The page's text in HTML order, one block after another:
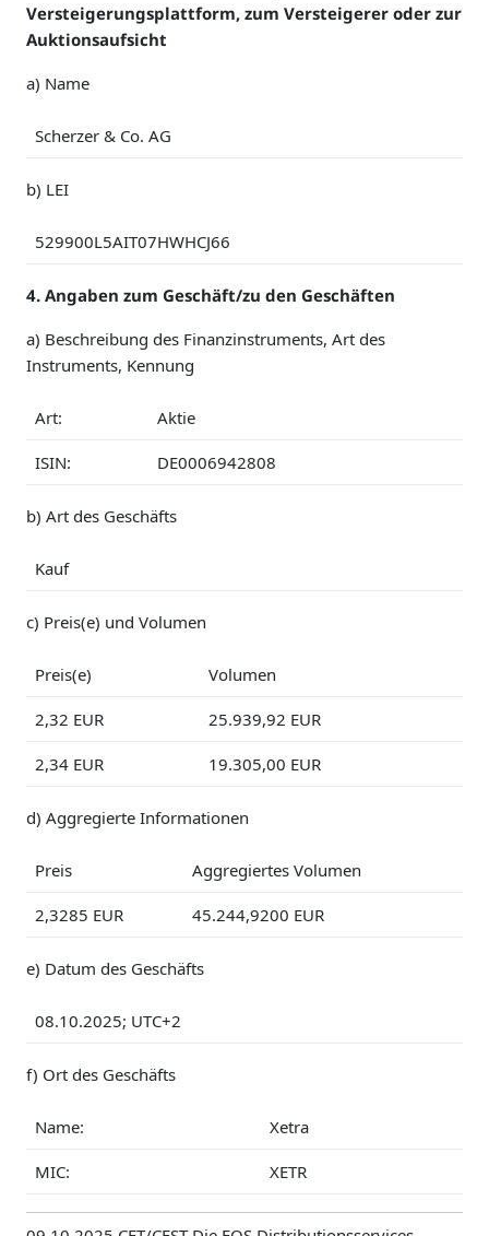
Versteigerungsplattform, zum Versteigerer oder zur
Auktionsaufsicht
a) Name
Scherzer & Co. AG
b) LEI
529900L5AIT07HWHCJ66
4. Angaben zum Geschäft/zu den Geschäften
a) Beschreibung des Finanzinstruments, Art des
Instruments, Kennung
Art: Aktie
ISIN: DE0006942808
b) Art des Geschäfts
Kauf
c) Preis(e) und Volumen
Preis(e) Volumen
2,32 EUR 25.939,92 EUR
2,34 EUR 19.305,00 EUR
d) Aggregierte Informationen
Preis Aggregiertes Volumen
2,3285 EUR 45.244,9200 EUR
e) Datum des Geschäfts
08.10.2025; UTC+2
f) Ort des Geschäfts
Name: Xetra
MIC: XETR